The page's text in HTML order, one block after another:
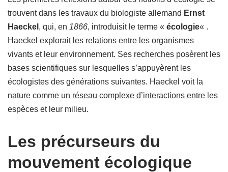
trouvent dans les travaux du biologiste allemand Ernst
Haeckel , qui, en 1866, introduisit le terme « écologie« .
Haeckel explorait les relations entre les organismes
vivants et leur environnement. Ses recherches posèrent les
bases scientifiques sur lesquelles s’appuyèrent les
écologistes des générations suivantes. Haeckel voit la
nature comme un réseau complexe d’interactions entre les
espèces et leur milieu.
Les précurseurs du
mouvement écologique